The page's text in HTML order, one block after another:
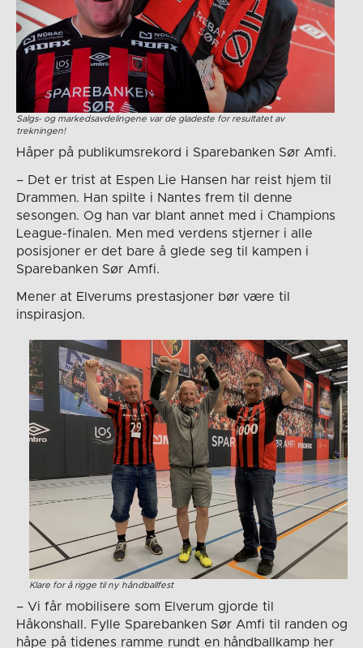
Salgs- og markedsavdelingene var de gladeste for resultatet av
trekningen!
Håper på publikumsrekord i Sparebanken Sør Amfi.
– Det er trist at Espen Lie Hansen har reist hjem til
Drammen. Han spilte i Nantes frem til denne
sesongen. Og han var blant annet med i Champions
League-finalen. Men med verdens stjerner i alle
posisjoner er det bare å glede seg til kampen i
Sparebanken Sør Amfi.
Mener at Elverums prestasjoner bør være til
inspirasjon.
Klare for å rigge til ny håndballfest
– Vi får mobilisere som Elverum gjorde til
Håkonshall. Fylle Sparebanken Sør Amfi til randen og
håpe på tidenes ramme rundt en håndballkamp her